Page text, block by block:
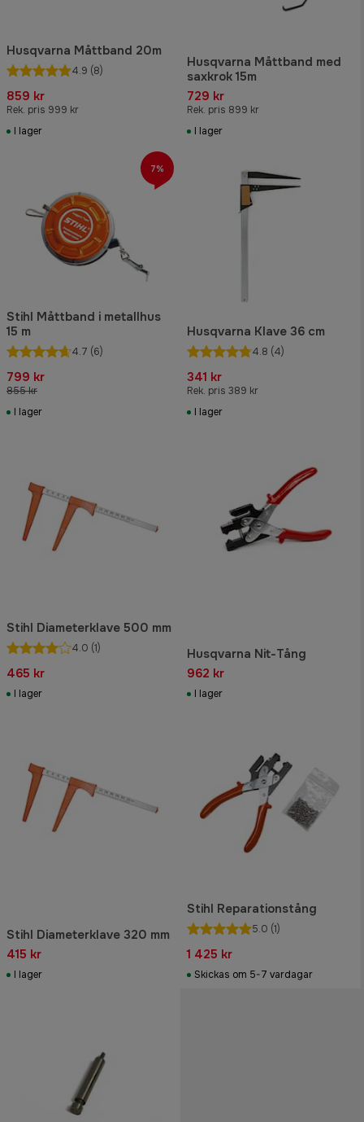
Husqvarna Måttband 20m
4.9 (8)
859 kr
Rek. pris 999 kr
I lager
Husqvarna Måttband med
saxkrok 15m
729 kr
Rek. pris 899 kr
I lager
Stihl Måttband i metallhus
15 m
4.7 (6)
799 kr
855 kr
I lager
7%
Husqvarna Klave 36 cm
4.8 (4)
341 kr
Rek. pris 389 kr
I lager
Stihl Diameterklave 500 mm
4.0 (1)
465 kr
I lager
Husqvarna Nit-Tång
962 kr
I lager
Stihl Diameterklave 320 mm
415 kr
I lager
Stihl Reparationstång
5.0 (1)
1 425 kr
Skickas om 5-7 vardagar